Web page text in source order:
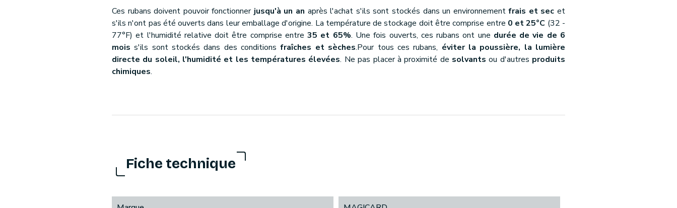
Ces rubans doivent pouvoir fonctionner jusqu'à un an après l'achat s'ils sont stockés dans un environnementfrais et sec et
s'ils n'ont pas été ouverts dans leur emballage d'origine. La température de stockage doit être comprise entre 0 et 25°C (32 -
77°F) et l'humidité relative doit être comprise entre35 et 65%. Une fois ouverts, ces rubans ont une durée de vie de 6
mois s'ils sont stockés dans des conditionsfraîches et sèches.Pour tous ces rubans, éviter la poussière, la lumière
directe du soleil, l'humidité et les températures élevées. Ne pas placer à proximité de solvants ou d'autres produits
chimiques.
Fiche technique